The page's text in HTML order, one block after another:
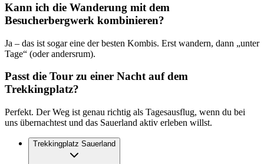
Kann ich die Wanderung mit dem
Besucherbergwerk kombinieren?
Ja – das ist sogar eine der besten Kombis. Erst wandern, dann „unter
Tage“ (oder andersrum).
Passt die Tour zu einer Nacht auf dem
Trekkingplatz?
Perfekt. Der Weg ist genau richtig als Tagesausflug, wenn du bei
uns übernachtest und das Sauerland aktiv erleben willst.
Trekkingplatz Sauerland